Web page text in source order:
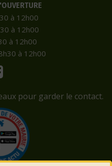
à 12h00
à 12h00
à 12h00
à 12h00
pour garder le contact.